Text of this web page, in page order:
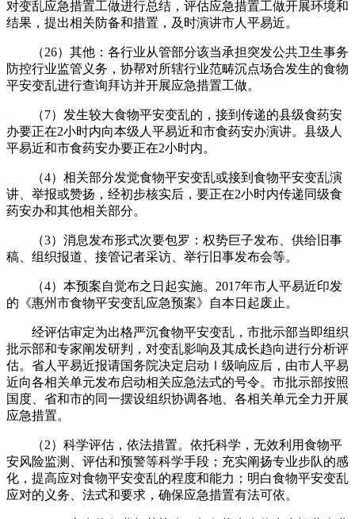
对变乱应急措置工做进行总结，评估应急措置工做开展环境和
结果，提出相关防备和措置，及时演讲市人平易近。
（26）其他：各行业从管部分该当承担突发公共卫生事务
防控行业监管义务，协帮对所辖行业范畴沉点场合发生的食物
平安变乱进行查询拜访并开展应急措置工做。
（7）发生较大食物平安变乱的，接到传递的县级食药安
办要正在2小时内向本级人平易近和市食药安办演讲。县级人
平易近和市食药安办要正在2小时内。
（4）相关部分发觉食物平安变乱或接到食物平安变乱演
讲、举报或赞扬，经初步核实后，要正在2小时内传递同级食
药安办和其他相关部分。
（3）消息发布形式次要包罗：权势巨子发布、供给旧事
稿、组织报道、接管记者采访、举行旧事发布会等。
（4）本预案自觉布之日起实施。2017年市人平易近印发
的《惠州市食物平安变乱应急预案》自本日起废止。
经评估审定为出格严沉食物平安变乱，市批示部当即组织
批示部和专家阐发研判，对变乱影响及其成长趋向进行分析评
估。省人平易近报请国务院决定启动Ⅰ级响应后，由市人平易
近向各相关单元发布启动相关应急法式的号令。市批示部按照
国度、省和市的同一摆设组织协调各地、各相关单元全力开展
应急措置。
（2）科学评估，依法措置。依托科学，无效利用食物平
安风险监测、评估和预警等科学手段；充实阐扬专业步队的感
化，提高应对食物平安变乱的程度和能力；明白食物平安变乱
应对的义务、法式和要求，确保应急措置有法可依。